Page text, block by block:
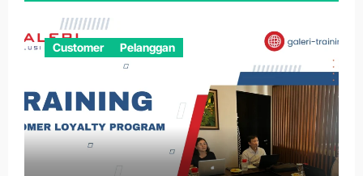
Customer Pelanggan